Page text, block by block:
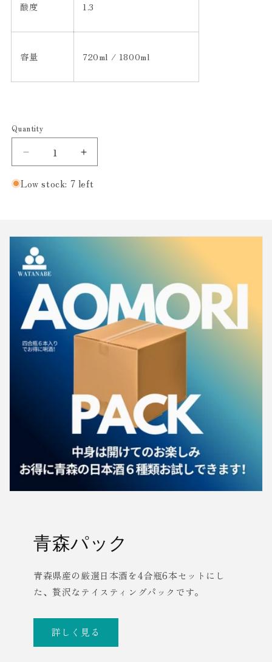
酸度 1.3
容量 720ml / 1800ml
Quantity
Decrease
quantity
for
ょ
っ
ぱ
レ
ガ
シ
ー)
特
Increase
quantity
for
ょ
り
レ
シ
ー)
米
酒
Low stock: 7 left
青森パック
青森県産の厳選日本酒を4合瓶6本セットにし
た、贅沢なテイスティングパックです。
詳しく見る